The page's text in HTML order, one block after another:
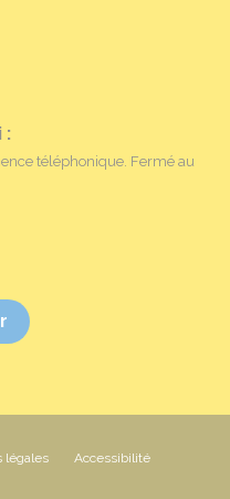
:
téléphonique. Fermé au
légales
Accessibilité